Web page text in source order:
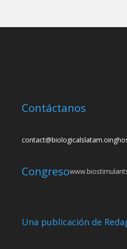
Contáctanos
Congreso
Una publicación de